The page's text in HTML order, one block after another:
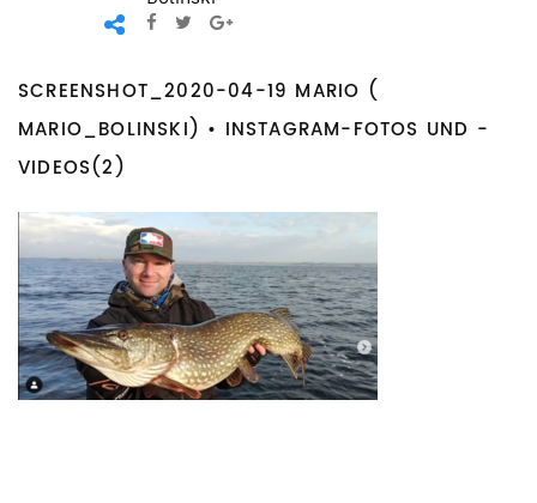
SCREENSHOT_2020-04-19 MARIO (
MARIO_BOLINSKI) • INSTAGRAM-FOTOS UND -
VIDEOS(2)